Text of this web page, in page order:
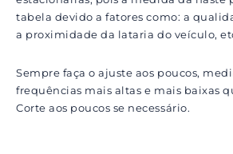
tabela devido a fatores como: a
a proximidade da lataria do veículo,
Sempre faça o ajuste aos poucos,
frequências mais altas e mais baixas
Corte aos poucos se necessário.